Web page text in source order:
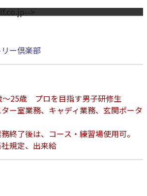
>
ー倶楽部
～25歳 プロを目指す男子研修生
ー室業務、キャディ業務、玄関ポータ
コース・練習場使用可。
定、出来給